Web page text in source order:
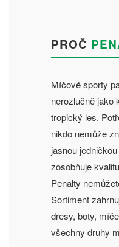
PROČ
Míčové sporty
nerozlučně jako
tropický les.
nikdo nemůže
jasnou
zosobňuje
Penalty
Sortiment
dresy, boty,
všechny druhy